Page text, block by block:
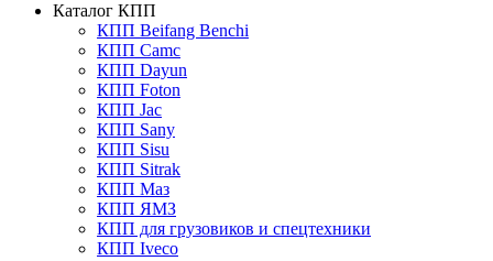
Каталог КПП
КПП Beifang Benchi
КПП Camc
КПП Dayun
КПП Foton
КПП Jac
КПП Sany
КПП Sisu
КПП Sitrak
КПП Маз
КПП ЯМЗ
КПП для грузовиков и спецтехники
КПП Iveco